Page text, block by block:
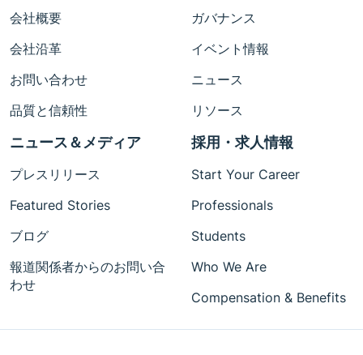
会社概要
会社沿革
お問い合わせ
品質と信頼性
ガバナンス
イベント情報
ニュース
リソース
ニュース＆メディア
プレスリリース
Featured Stories
ブログ
報道関係者からのお問い合
わせ
採用・求人情報
Start Your Career
Professionals
Students
Who We Are
Compensation & Benefits